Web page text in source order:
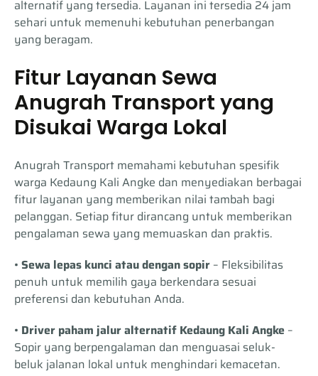
alternatif yang tersedia. Layanan ini tersedia 24 jam
sehari untuk memenuhi kebutuhan penerbangan
yang beragam.
Fitur Layanan Sewa
Anugrah Transport yang
Disukai Warga Lokal
Anugrah Transport memahami kebutuhan spesifik
warga Kedaung Kali Angke dan menyediakan berbagai
fitur layanan yang memberikan nilai tambah bagi
pelanggan. Setiap fitur dirancang untuk memberikan
pengalaman sewa yang memuaskan dan praktis.
• Sewa lepas kunci atau dengan sopir – Fleksibilitas
penuh untuk memilih gaya berkendara sesuai
preferensi dan kebutuhan Anda.
• Driver paham jalur alternatif Kedaung Kali Angke –
Sopir yang berpengalaman dan menguasai seluk-
beluk jalanan lokal untuk menghindari kemacetan.